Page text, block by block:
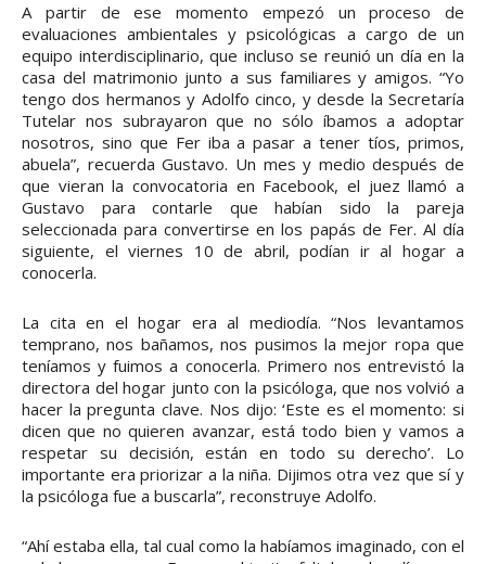
A partir de ese momento empezó un proceso de
evaluaciones ambientales y psicológicas a cargo de un
equipo interdisciplinario, que incluso se reunió un día en la
casa del matrimonio junto a sus familiares y amigos. “Yo
tengo dos hermanos y Adolfo cinco, y desde la Secretaría
Tutelar nos subrayaron que no sólo íbamos a adoptar
nosotros, sino que Fer iba a pasar a tener tíos, primos,
abuela”, recuerda Gustavo. Un mes y medio después de
que vieran la convocatoria en Facebook, el juez llamó a
Gustavo para contarle que habían sido la pareja
seleccionada para convertirse en los papás de Fer. Al día
siguiente, el viernes 10 de abril, podían ir al hogar a
conocerla.
La cita en el hogar era al mediodía. “Nos levantamos
temprano, nos bañamos, nos pusimos la mejor ropa que
teníamos y fuimos a conocerla. Primero nos entrevistó la
directora del hogar junto con la psicóloga, que nos volvió a
hacer la pregunta clave. Nos dijo: ‘Este es el momento: si
dicen que no quieren avanzar, está todo bien y vamos a
respetar su decisión, están en todo su derecho’. Lo
importante era priorizar a la niña. Dijimos otra vez que sí y
la psicóloga fue a buscarla”, reconstruye Adolfo.
“Ahí estaba ella, tal cual como la habíamos imaginado, con el